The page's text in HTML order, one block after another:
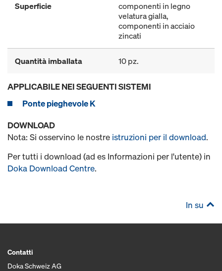
Superficie
componenti in legno
velatura gialla,
componenti in acciaio
zincati
Quantità imballata 10 pz.
APPLICABILE NEI SEGUENTI SISTEMI
Ponte pieghevole K
DOWNLOAD
Nota: Si osservino le nostre istruzioni per il download.
Per tutti i download (ad es Informazioni per l'utente) in
Doka Download Centre.
In su
Contatti
Doka Schweiz AG